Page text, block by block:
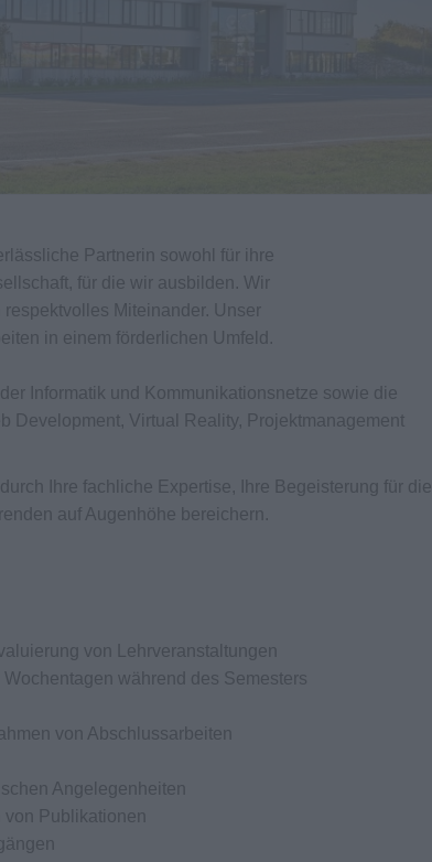
Partnerin sowohl für ihre
für die wir ausbilden. Wir
Miteinander. Unser
in einem förderlichen Umfeld.
Informatik und Kommunikationsnetze sowie die
Development, Virtual Reality, Projektmanagement
Ihre fachliche Expertise, Ihre Begeisterung für die
auf Augenhöhe bereichern.
von Lehrveranstaltungen
während des Semesters
von Abschlussarbeiten
Angelegenheiten
Publikationen